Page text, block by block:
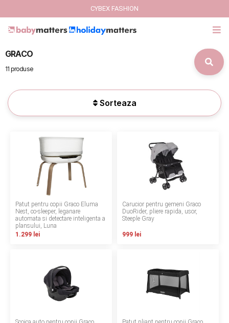
Italbaby Collections
CARUCIOARE COPII
SCAUNE AUTO
SCOICI AUTO
JUCARII
CYBEX FASHION
GRACO
11 produse
Sorteaza
Patut pentru copii Graco Eluma
Nest, co-sleeper, leganare
automata si detectare inteligenta a
plansului, Luna
1.299 lei
Carucior pentru gemeni Graco
DuoRider, pliere rapida, usor,
Steeple Gray
999 lei